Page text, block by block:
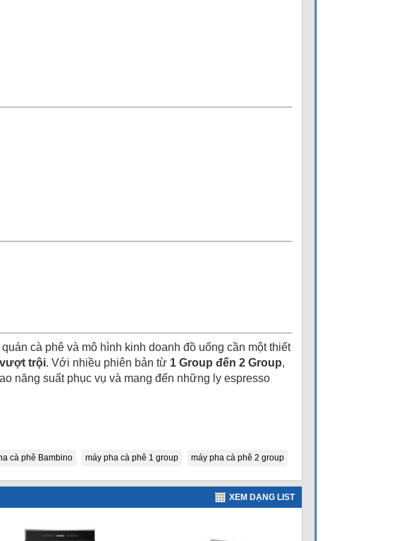
cà phê và mô hình kinh doanh đồ uống cần một thiết
trội. Với nhiều phiên bản từ 1 Group đến 2 Group,
năng suất phục vụ và mang đến những ly espresso
cà phê Bambino máy pha cà phê 1 group máy pha cà phê 2 group
XEM DẠNG LIST